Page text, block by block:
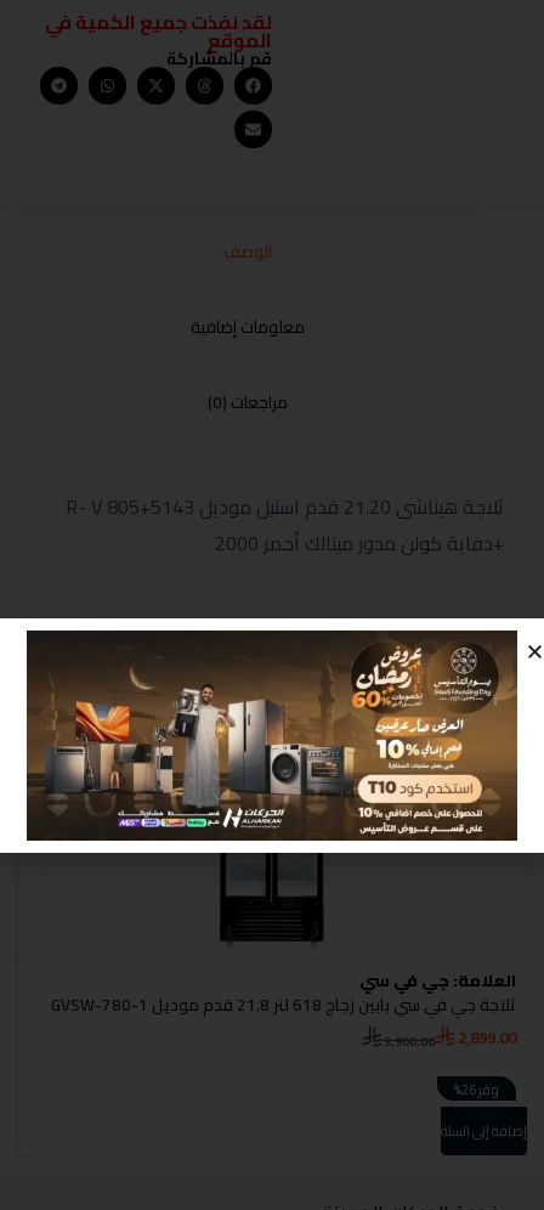
لقد نفذت جميع الكمية في
الموقع
قم بالمشاركة
الوصف
معلومات إضافية
مراجعات (0)
ثلاجة هيتاشى 21.20 قدم استيل موديل R- V 805+5143
+دفاية كولن مدور ميتالك أحمر 2000
منتجات مشابهة
العلامة:جي في سي
ثلاجة جي في سي بابين زجاج 618 لتر 21.8 قدم موديل GVSW-780-1
3,900.00 2,899.00
وفر 26%
إضافة إلى السلة